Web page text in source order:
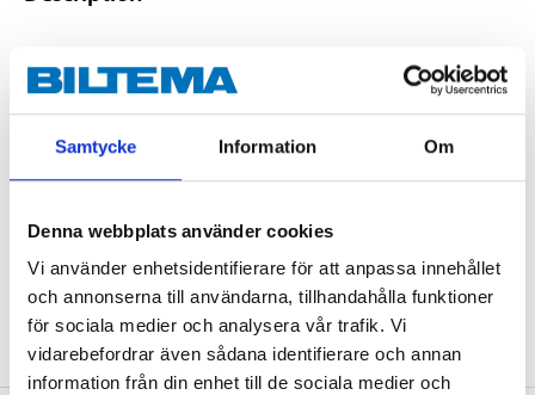
Samtycke Information Om
Denna webbplats använder cookies
Vi använder enhetsidentifierare för att anpassa innehållet
och annonserna till användarna, tillhandahålla funktioner
för sociala medier och analysera vår trafik. Vi
vidarebefordrar även sådana identifierare och annan
information från din enhet till de sociala medier och
Flush mounting.
Technical specifications
Voltage
250 V
Current strength
10 A